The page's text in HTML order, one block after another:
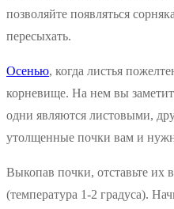
позволяйте появляться
пересыхать.
Осенью, когда листья
корневище. На нем вы
одни являются листовыми,
утолщенные почки вам и
Выкопав почки, отставьте их
(температура 1-2 градуса).